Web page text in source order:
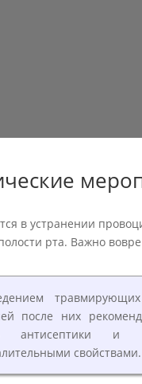
в устранении
рта. Важно
после них
антисептики
свойствами.